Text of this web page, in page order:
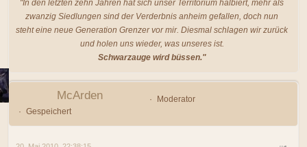
"In den letzten zehn Jahren hat sich unser Territorium halbiert, mehr als
zwanzig Siedlungen sind der Verderbnis anheim gefallen, doch nun
steht eine neue Generation Grenzer vor mir. Diesmal schlagen wir zurück
und holen uns wieder, was unseres ist.
Schwarzauge wird büssen."
McArden
Moderator
Gespeichert